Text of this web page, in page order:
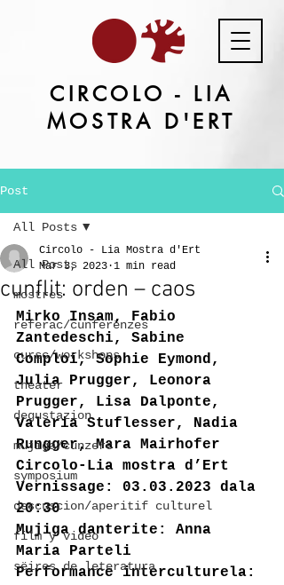
CIRCOLO - LIA
MOSTRA D'ERT
Post
All Posts
mostres
referac/cunferënzes
cursc/workshops
theater
degustazion
mujiga/cunzerc
symposium
descuscion/aperitif culturel
film y video
sëires de leteratura
All Posts
cunflit: orden – caos
Circolo - Lia Mostra d'Ert
Mar 3, 2023 1 min read
Mirko Insam, Fabio
Zantedeschi, Sabine
Comploi, Sophie Eymond,
Julia Prugger, Leonora
Prugger, Lisa Dalponte,
Valeria Stuflesser, Nadia
Rungger, Mara Mairhofer
Circolo-Lia mostra d’Ert
Vernissage: 03.03.2023 dala
20:30
Mujiga danterite: Anna
Maria Parteli
Performance interculturela: